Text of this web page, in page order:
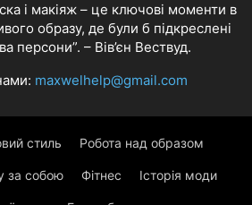
і макіяж – це ключові моменти в
образу, де були б підкреслені
персони”. – Вів’єн Вествуд.
maxwelhelp@gmail.com
стиль Робота над образом
за собою Фітнес Історія моди